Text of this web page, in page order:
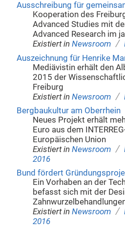
Ausschreibung für
Kooperation des
Advanced Studies mit
Advanced Research im
Existiert in Newsroom /
Auszeichnung für Henrike
Mediävistin erhält den
2015 der
Freiburg
Existiert in Newsroom /
Bergbaukultur am Oberrhein
Neues Projekt erhält
Euro aus dem
Europäischen Union
Existiert in Newsroom /
2016
Bund fördert
Ein Vorhaben an der
befasst sich mit der
Existiert in Newsroom /
2016